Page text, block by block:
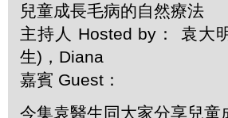
兒童成長毛病的自然療法
主持人 Hosted by： 袁大
生)，Diana
嘉賓 Guest：
今集袁醫生同大家分享兒童